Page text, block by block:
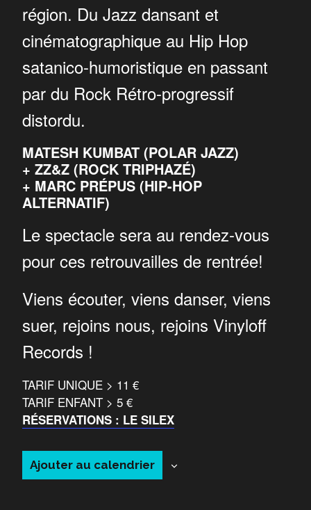
région. Du Jazz dansant et
cinématographique au Hip Hop
satanico-humoristique en passant
par du Rock Rétro-progressif
distordu.
MATESH KUMBAT (POLAR JAZZ)
+ ZZ&Z (ROCK TRIPHAZÉ)
+ MARC PRÉPUS (HIP-HOP
ALTERNATIF)
Le spectacle sera au rendez-vous
pour ces retrouvailles de rentrée!
Viens écouter, viens danser, viens
suer, rejoins nous, rejoins Vinyloff
Records !
TARIF UNIQUE > 11 €
TARIF ENFANT > 5 €
RÉSERVATIONS : LE SILEX
Ajouter au calendrier